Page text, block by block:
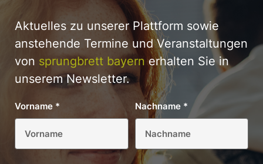
Aktuelles zu unserer Plattform sowie
anstehende Termine und Veranstaltungen
von sprungbrett bayernerhalten Sie in
unserem Newsletter.
Vorname * Nachname *